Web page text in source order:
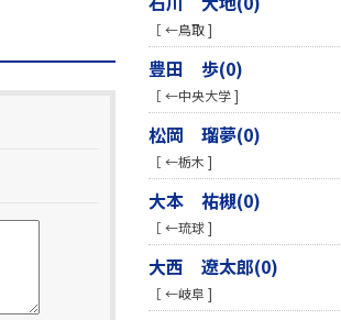
［ ←鳥取 ]
豊田 歩(0)
［ ←中央大学 ]
松岡 瑠夢(0)
［ ←栃木 ]
大本 祐槻(0)
［ ←琉球 ]
大西 遼太郎(0)
［ ←岐阜 ]